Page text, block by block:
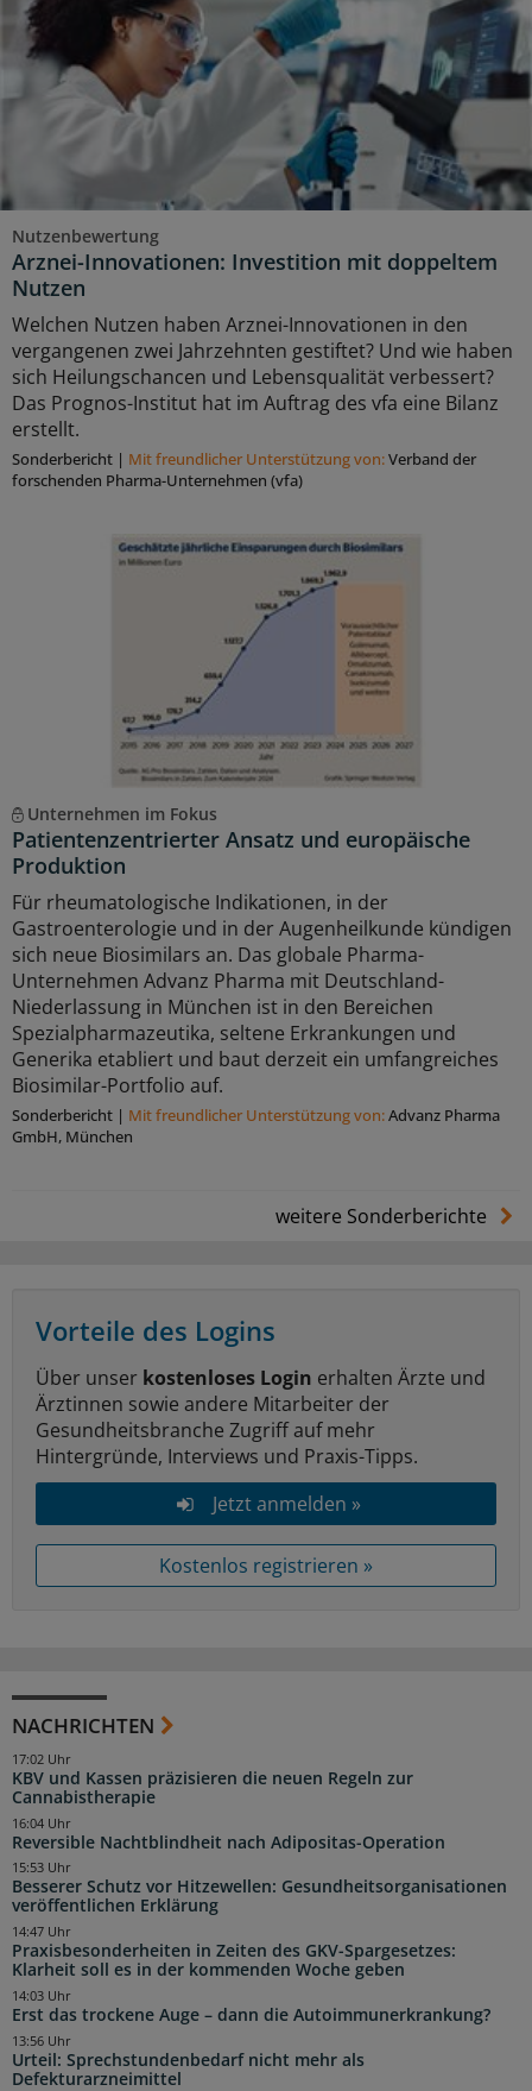
Nutzenbewertung
Arznei-Innovationen: Investition mit doppeltem
Nutzen
Welchen Nutzen haben Arznei-Innovationen in den
vergangenen zwei Jahrzehnten gestiftet? Und wie haben
sich Heilungschancen und Lebensqualität verbessert?
Das Prognos-Institut hat im Auftrag des vfa eine Bilanz
erstellt.
Sonderbericht | Mit freundlicher Unterstützung von:Verband der
forschenden Pharma-Unternehmen (vfa)
Unternehmen im Fokus
Patientenzentrierter Ansatz und europäische
Produktion
Für rheumatologische Indikationen, in der
Gastroenterologie und in der Augenheilkunde kündigen
sich neue Biosimilars an. Das globale Pharma-
Unternehmen Advanz Pharma mit Deutschland-
Niederlassung in München ist in den Bereichen
Spezialpharmazeutika, seltene Erkrankungen und
Generika etabliert und baut derzeit ein umfangreiches
Biosimilar-Portfolio auf.
Sonderbericht | Mit freundlicher Unterstützung von:Advanz Pharma
GmbH, München
weitere Sonderberichte
Vorteile des Logins
Über unser kostenloses Login erhalten Ärzte und
Ärztinnen sowie andere Mitarbeiter der
Gesundheitsbranche Zugriff auf mehr
Hintergründe, Interviews und Praxis-Tipps.
Jetzt anmelden »
Kostenlos registrieren »
NACHRICHTEN
KBV und Kassen präzisieren die neuen Regeln zur
Cannabistherapie
17:02 Uhr
Reversible Nachtblindheit nach Adipositas-Operation
16:04 Uhr
Besserer Schutz vor Hitzewellen: Gesundheitsorganisationen
veröffentlichen Erklärung
15:53 Uhr
Praxisbesonderheiten in Zeiten des GKV-Spargesetzes:
Klarheit soll es in der kommenden Woche geben
14:47 Uhr
Erst das trockene Auge – dann die Autoimmunerkrankung?
14:03 Uhr
Urteil: Sprechstundenbedarf nicht mehr als
Defekturarzneimittel
13:56 Uhr